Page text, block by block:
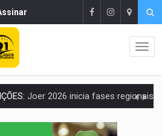
Joer 2026 inicia fases regionais e reúne mais de 7,3
denunciam escuridão e insegurança na Estrada